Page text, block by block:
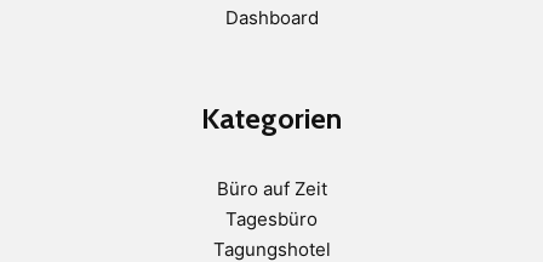
Dashboard
Kategorien
Büro auf Zeit
Tagesbüro
Tagungshotel